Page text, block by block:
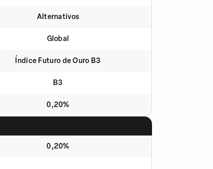
Alternativos
Global
Índice Futuro de Ouro B3
B3
0,20%
0,20%